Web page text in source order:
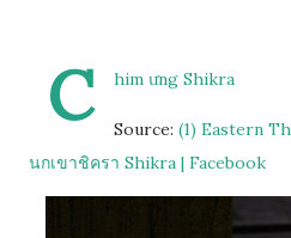
C him ưng Shikra
Source: (1) Eastern
นกเขาชิครา Shikra | Facebook